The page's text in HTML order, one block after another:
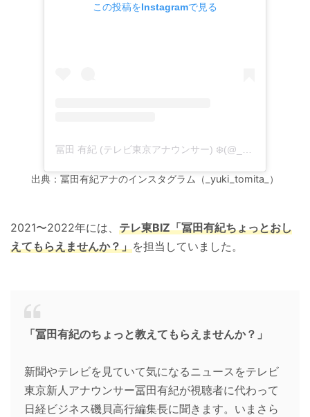
この投稿をInstagramで見る
出典：冨田有紀アナのインスタグラム（_yuki_tomita_）
2021〜2022年には、 テレ東BIZ「冨田有紀ちょっとおし
えてもらえませんか？」を担当していました。
「冨田有紀のちょっと教えてもらえませんか？」
新聞やテレビを見ていて気になるニュースをテレビ
東京新人アナウンサー冨田有紀が視聴者に代わって
日経ビジネス磯貝高行編集長に聞きます。いまさら